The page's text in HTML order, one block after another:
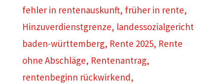
fehler in rentenauskunft, früher in rente,
Hinzuverdienstgrenze, landessozialgericht
baden-württemberg, Rente 2025, Rente
ohne Abschläge, Rentenantrag,
rentenbeginn rückwirkend,